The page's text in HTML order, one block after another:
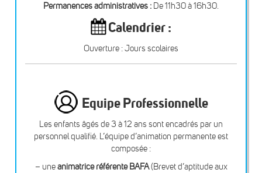
Permanences administratives : De 11h30 à 16h30.
Calendrier :
Ouverture : Jours scolaires
Equipe Professionnelle
Les enfants âgés de 3 à 12 ans sont encadrés par un
personnel qualifié. L’équipe d’animation permanente est
composée :
– uneanimatrice référente BAFA(Brevet d’aptitude aux